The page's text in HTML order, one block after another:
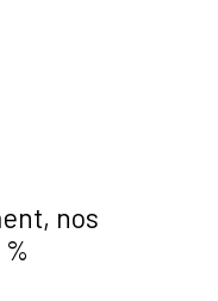
nos